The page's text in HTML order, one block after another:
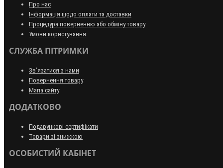
Про нас
Інформація щодо оплати та доставки
Процедура поверненню або обміну товару
Умови користування
СЛУЖБА ПІТРИМКИ
Зв’язатися з нами
Повернення товару
Мапа сайту
ДОДАТКОВО
Подарункові сертифікати
Товари зі знижкою
ОСОБИСТИЙ КАБІНЕТ